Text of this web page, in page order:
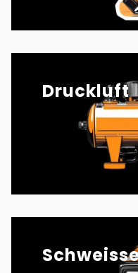
Druckluft